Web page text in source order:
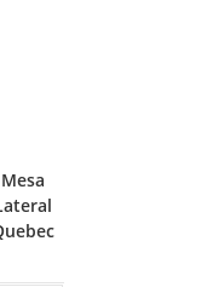
Mesa